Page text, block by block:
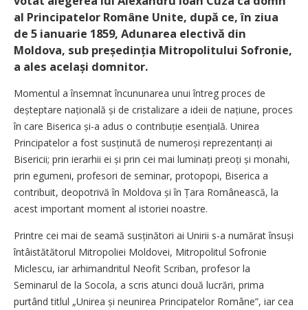
al Principatelor Române Unite, după ce, în ziua
de 5 ianuarie 1859, Adunarea electivă din
Moldova, sub președinția Mitropolitului Sofronie,
a ales același domnitor.
Momentul a însemnat încununarea unui întreg proces de
deșteptare națională și de cristalizare a ideii de națiune, proces
în care Biserica și-a adus o contribuție esențială. Unirea
Principatelor a fost susținută de numeroși reprezentanți ai
Bisericii; prin ierarhii ei și prin cei mai luminați preoți și monahi,
prin egumeni, profesori de seminar, protopopi, Biserica a
contribuit, deopotrivă în Moldova și în Țara Românească, la
acest important moment al istoriei noastre.
Printre cei mai de seamă susțină­tori ai Unirii s-a numărat însuși
întâistătătorul Mitropoliei Moldovei, Mitropolitul Sofronie
Miclescu, iar arhimandritul Neofit Scriban, profesor la
Seminarul de la Socola, a scris atunci două lucrări, prima
purtând titlul „Unirea și neunirea Principatelor Române”, iar cea